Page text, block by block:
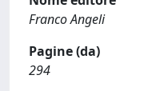
Franco Angeli
Pagine (da)
294